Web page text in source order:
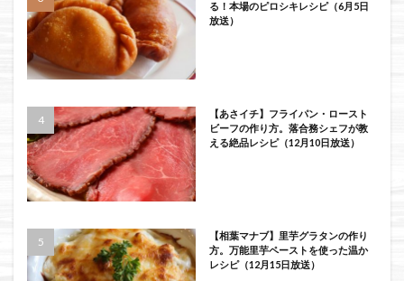
る！本場のピロシキレシピ（6月5日
放送）
【あさイチ】フライパン・ロースト
ビーフの作り方。落合務シェフが教
える絶品レシピ（12月10日放送）
【相葉マナブ】里芋グラタンの作り
方。万能里芋ペーストを使った温か
レシピ（12月15日放送）